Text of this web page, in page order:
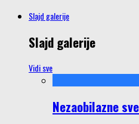
Slajd galerije
Slajd galerije
Vidi sve
Nezaobilazne